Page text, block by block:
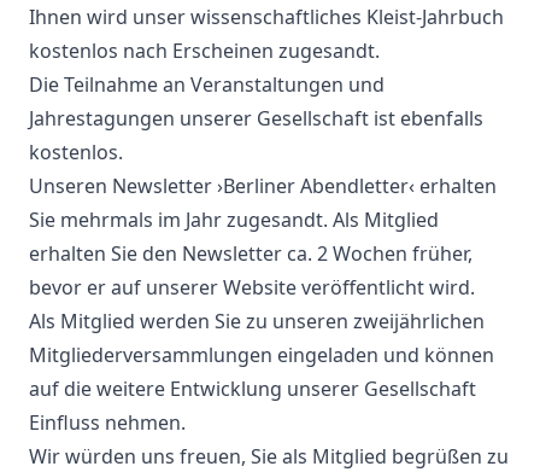
Ihnen wird unser wissenschaftliches Kleist-Jahrbuch
kostenlos nach Erscheinen zugesandt.
Die Teilnahme an Veranstaltungen und
Jahrestagungen unserer Gesellschaft ist ebenfalls
kostenlos.
Unseren Newsletter ›Berliner Abendletter‹ erhalten
Sie mehrmals im Jahr zugesandt. Als Mitglied
erhalten Sie den Newsletter ca. 2 Wochen früher,
bevor er auf unserer Website veröffentlicht wird.
Als Mitglied werden Sie zu unseren zweijährlichen
Mitgliederversammlungen eingeladen und können
auf die weitere Entwicklung unserer Gesellschaft
Einfluss nehmen.
Wir würden uns freuen, Sie als Mitglied begrüßen zu